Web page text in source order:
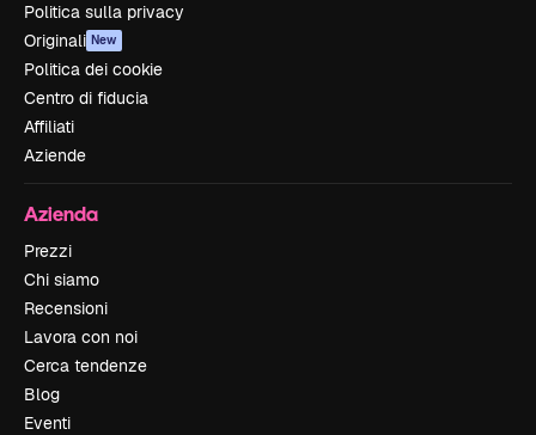
Politica sulla privacy
Originali New
Politica dei cookie
Centro di fiducia
Affiliati
Aziende
Azienda
Prezzi
Chi siamo
Recensioni
Lavora con noi
Cerca tendenze
Blog
Eventi